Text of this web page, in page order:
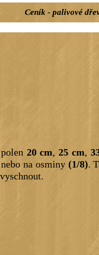
Ceník - palivové
20 cm,25 cm,
na osminy (1/8).